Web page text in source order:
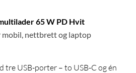
65 W PD Hvit
nettbrett og laptop
tre USB-porter – to USB-C og én